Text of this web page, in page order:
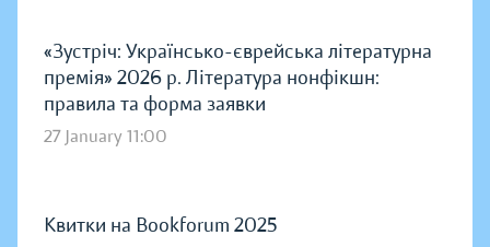
«Зустріч: Українсько-єврейська літературна
премія» 2026 р. Література нонфікшн:
правила та форма заявки
27 January 11:00
Квитки на Bookforum 2025